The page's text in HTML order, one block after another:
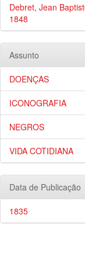
Debret, Jean
1848
Assunto
DOENÇAS
ICONOGRAFIA
NEGROS
VIDA COTIDIANA
Data de Publicação
1835